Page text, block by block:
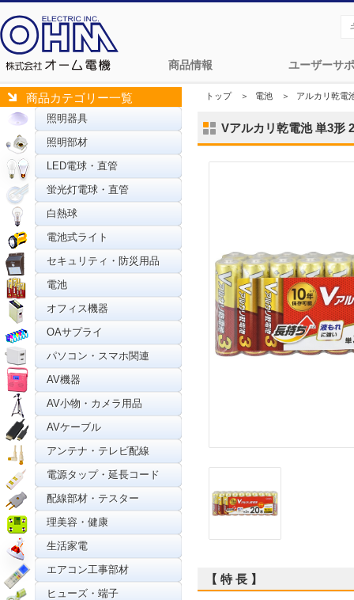
商品情報 ユーザーサ
商品カテゴリー一覧
照明器具
照明部材
LED電球・直管
蛍光灯電球・直管
白熱球
電池式ライト
セキュリティ・防災用品
電池
オフィス機器
OAサプライ
パソコン・スマホ関連
AV機器
AV小物・カメラ用品
AVケーブル
アンテナ・テレビ配線
電源タップ・延長コード
配線部材・テスター
理美容・健康
生活家電
エアコン工事部材
ヒューズ・端子
トップ＞ 電池 ＞ アルカリ乾電
Vアルカリ乾電池 単3形
【 特 長 】